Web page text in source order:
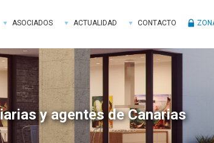
ASOCIADOS ACTUALIDAD CONTACTO
y agentes de Canarias